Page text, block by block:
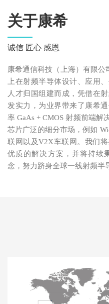
关于康希
诚信 匠心 感恩
康希通信科技（上海）有限公
上在射频半导体设计、应用
人才归国组建而成，凭借在
发实力，为业界带来了康希
率 GaAs + CMOS 射频前端解
芯片广泛的细分市场，例如
联网以及V2X车联网。我们
优质的解决方案，并将持续
念，努力跻身全球一线射频半